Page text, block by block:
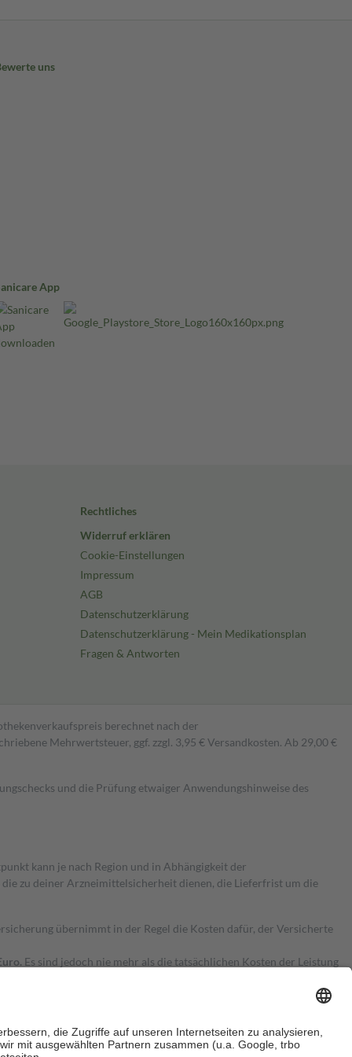
uns
App
Rechtliches
Widerruf erklären
Cookie-Einstellungen
Impressum
AGB
Datenschutzerklärung
Datenschutzerklärung - Mein Medikationsplan
Fragen & Antworten
berechnet nach der
Mehrwertsteuer, ggf. zzgl. 3,95 € Versandkosten. Ab 29,00 €
und die Prüfung etwaiger Anwendungshinweise des
kann je nach Region und in Abhängigkeit der
zu deiner Arzneimittelsicherheit dienen, die Lieferfrist um die
übernimmt in der Regel die Kosten dafür, der Versicherte
Es sind jedoch nie mehr als die tatsächlichen Kosten der Leistung
Zuzahlungen an bei: